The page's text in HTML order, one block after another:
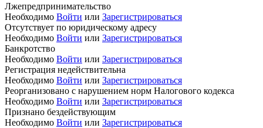
Лжепредпринимательство
Необходимо Войти или Зарегистрироваться
Отсутствует по юридическому адресу
Необходимо Войти или Зарегистрироваться
Банкротство
Необходимо Войти или Зарегистрироваться
Регистрация недействительна
Необходимо Войти или Зарегистрироваться
Реорганизовано с нарушением норм Налогового кодекса
Необходимо Войти или Зарегистрироваться
Признано бездействующим
Необходимо Войти или Зарегистрироваться